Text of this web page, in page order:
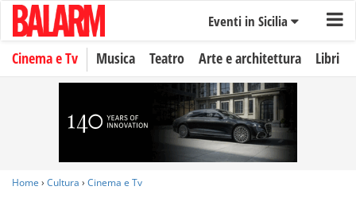
Eventi in Sicilia
Cinema e Tv Musica Teatro Arte e architettura Libri
Home › Cultura › Cinema e Tv